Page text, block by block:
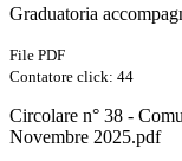
Graduatoria
File PDF
Contatore click: 44
Circolare n° 38 -
Novembre 2025.pdf